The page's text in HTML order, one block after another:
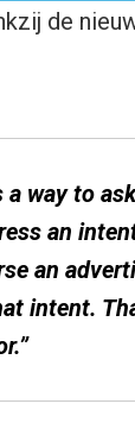
de
a way to
an
an
intent.